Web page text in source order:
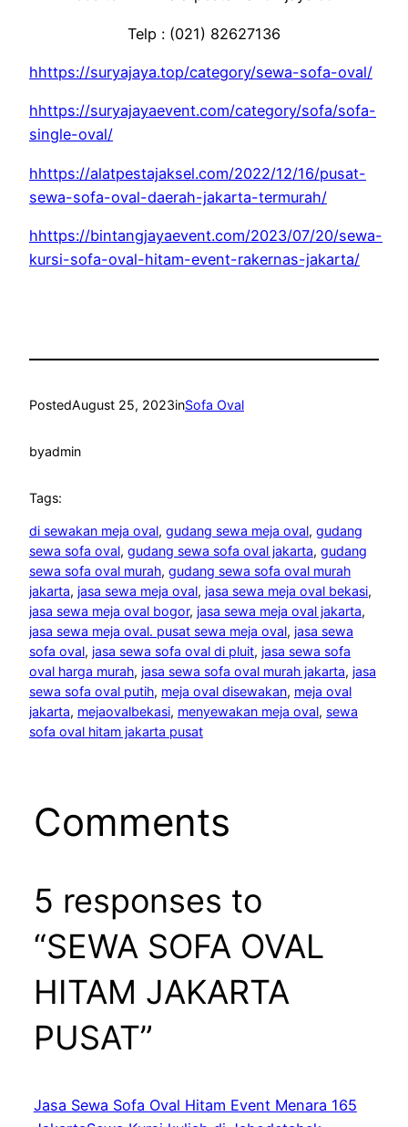
Telp : (021) 82627136
hhttps://suryajaya.top/category/sewa-sofa-oval/
hhttps://suryajayaevent.com/category/sofa/sofa-
single-oval/
hhttps://alatpestajaksel.com/2022/12/16/pusat-
sewa-sofa-oval-daerah-jakarta-termurah/
hhttps://bintangjayaevent.com/2023/07/20/sewa-
kursi-sofa-oval-hitam-event-rakernas-jakarta/
PostedAugust 25, 2023inSofa Oval
byadmin
Tags:
di sewakan meja oval, gudang sewa meja oval, gudang
sewa sofa oval, gudang sewa sofa oval jakarta, gudang
sewa sofa oval murah, gudang sewa sofa oval murah
jakarta, jasa sewa meja oval, jasa sewa meja oval bekasi
jasa sewa meja oval bogor, jasa sewa meja oval jakarta
jasa sewa meja oval. pusat sewa meja oval, jasa sewa
sofa oval, jasa sewa sofa oval di pluit, jasa sewa sofa
oval harga murah, jasa sewa sofa oval murah jakarta, jasa
sewa sofa oval putih, meja oval disewakan, meja oval
jakarta, mejaovalbekasi, menyewakan meja oval, sewa
sofa oval hitam jakarta pusat
Comments
5 responses to
“SEWA SOFA OVAL
HITAM JAKARTA
PUSAT”
Jasa Sewa Sofa Oval Hitam Event Menara 165